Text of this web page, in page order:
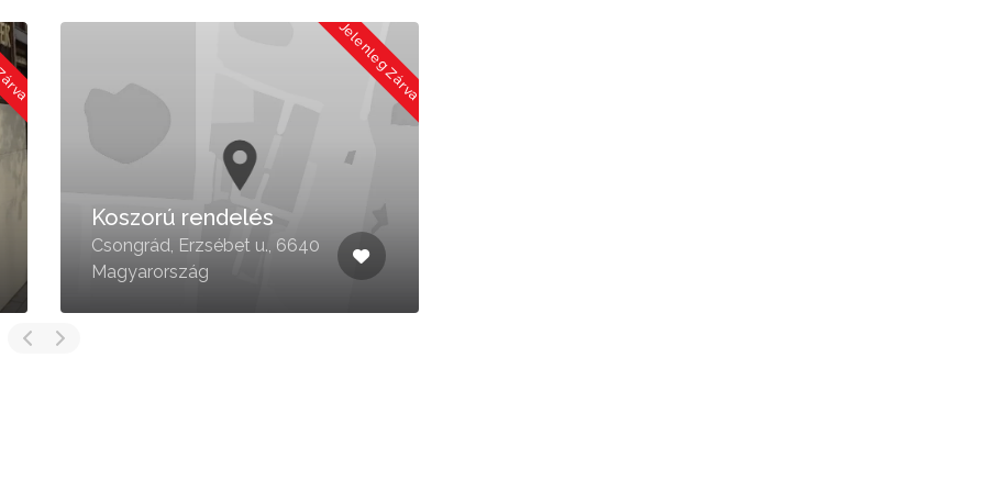
Jelenleg Zárva
Koszorú rendelés
Csongrád, Erzsébet u., 6640
Magyarország